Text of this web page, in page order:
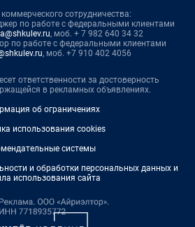
сотрудничества:
по работе с федеральными клиентами
, моб. + 7 982 640 34 32
по работе с федеральными клиентами
, моб. +7 910 402 4056
ответственности за достоверность
в рекламных объявлениях.
об ограничениях
использования cookies
системы
и обработки персональных данных и
использования сайта